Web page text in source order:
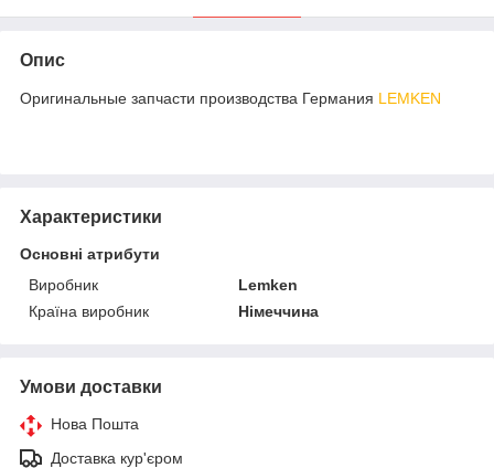
Опис
Оригинальные запчасти производства Германия LEMKEN
Характеристики
Основні атрибути
Виробник
Lemken
Країна виробник
Німеччина
Умови доставки
Нова Пошта
Доставка кур'єром